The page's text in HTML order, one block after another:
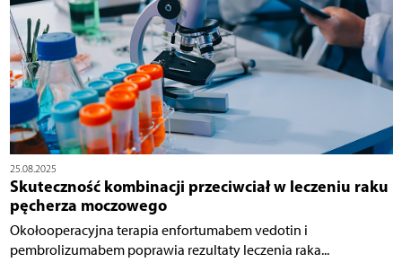
25.08.2025
Skuteczność kombinacji przeciwciał w leczeniu raku
pęcherza moczowego
Okołooperacyjna terapia enfortumabem vedotin i
pembrolizumabem poprawia rezultaty leczenia raka...